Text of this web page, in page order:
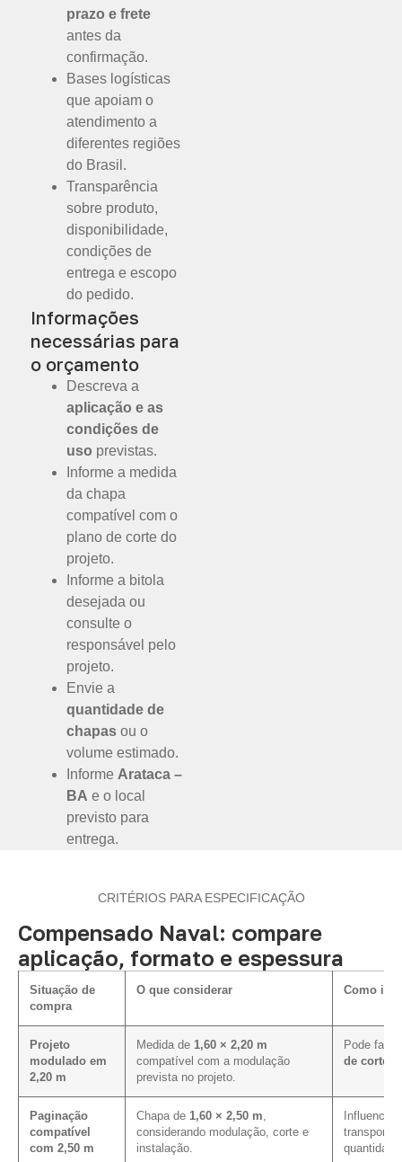
prazo e frete
antes da
confirmação.
Bases logísticas
que apoiam o
atendimento a
diferentes regiões
do Brasil.
Transparência
sobre produto,
disponibilidade,
condições de
entrega e escopo
do pedido.
Informações
necessárias para
o orçamento
Descreva a
aplicação e as
condições de
uso previstas.
Informe a medida
da chapa
compatível com o
plano de corte do
projeto.
Informe a bitola
desejada ou
consulte o
responsável pelo
projeto.
Envie a
quantidade de
chapas ou o
volume estimado.
Informe Arataca –
BA e o local
previsto para
entrega.
CRITÉRIOS PARA ESPECIFICAÇÃO
Compensado Naval: compare
aplicação, formato e espessura
Situação de
compra
O que considerar Como
Projeto
modulado em
2,20 m
Medida de 1,60 × 2,20 m
compatível com a modulação
prevista no projeto.
Pode
de corte e
Paginação
compatível
com 2,50 m
Chapa de 1,60 × 2,50 m
considerando modulação, corte e
instalação.
Influencia